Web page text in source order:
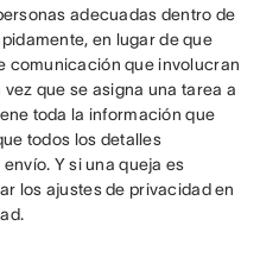
adecuadas dentro de
en lugar de que
comunicación que involucran
que se asigna una tarea a
toda la información que
todos los detalles
Y si una queja es
los ajustes de privacidad en